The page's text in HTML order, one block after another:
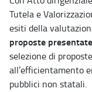
Tutela e
esiti della
proposte
selezione di
all’efficientamento
pubblici non statali.